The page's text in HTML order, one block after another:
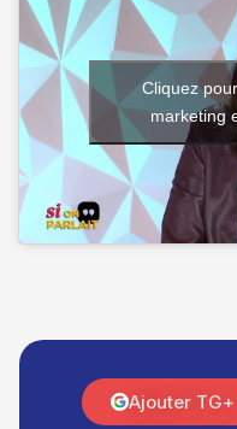
Cliquez
marketing
Ajouter